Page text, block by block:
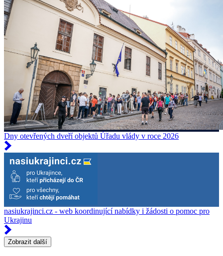
Dny otevřených dveří objektů Úřadu vlády v roce 2026
nasiukrajinci.cz - web koordinující nabídky i žádosti o pomoc pro
Ukrajinu
Zobrazit další